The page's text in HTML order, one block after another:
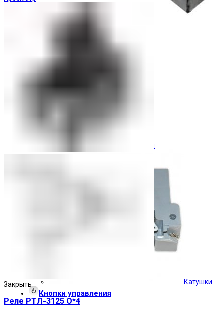
Ограничители перенапряжения
Катушки
Кнопки управления
Закрыть
Реле РТЛ-3125 О*4